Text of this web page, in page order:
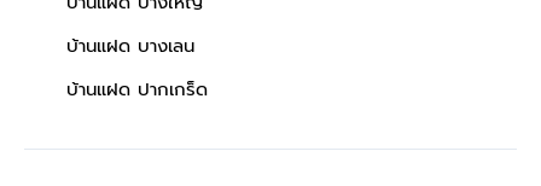
บ้านแฝด บางเลน
บ้านแฝด ปากเกร็ด